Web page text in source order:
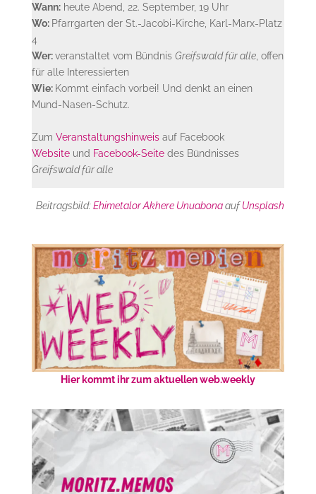
Wann:heute Abend, 22. September, 19 Uhr
Wo: Pfarrgarten der St.-Jacobi-Kirche, Karl-Marx-Platz
4
Wer:veranstaltet vom Bündnis Greifswald für alle, offen
für alle Interessierten
Wie: Kommt einfach vorbei! Und denkt an einen
Mund-Nasen-Schutz.
Zum Veranstaltungshinweisauf Facebook
Websiteund Facebook-Seitedes Bündnisses
Greifswald für alle
Beitragsbild:Ehimetalor Akhere UnuabonaaufUnsplash
Hier kommt ihr zum aktuellen web.weekly